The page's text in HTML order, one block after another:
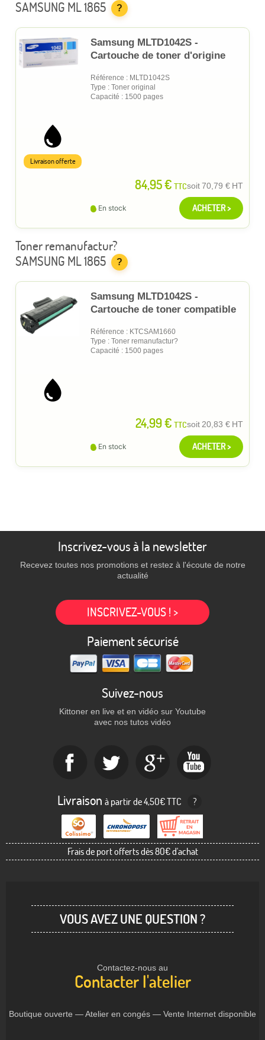
SAMSUNG ML 1865
?
Samsung MLTD1042S -
Cartouche de toner d'origine
Référence : MLTD1042S
Type : Toner original
Capacité : 1500 pages
84,95 € TTCsoit70,79 € HT
Livraison offerte
En stock ACHETER >
Toner remanufactur?
SAMSUNG ML 1865
?
Samsung MLTD1042S -
Cartouche de toner compatible
Référence : KTCSAM1660
Type : Toner remanufactur?
Capacité : 1500 pages
24,99 € TTCsoit20,83 € HT
En stock ACHETER >
Inscrivez-vous à la newsletter
Recevez toutes nos promotions et restez à l'écoute de notre
actualité
INSCRIVEZ-VOUS ! >
Paiement sécurisé
Suivez-nous
Kittoner en live et en vidéo sur Youtube
avec nos tutos vidéo
Livraison à partir de 4,50€ TTC ?
Frais de port offerts dès 80€ d'achat
VOUS AVEZ UNE QUESTION ?
Contactez-nous au
Contacter l'atelier
Boutique ouverte — Atelier en congés — Vente Internet disponible